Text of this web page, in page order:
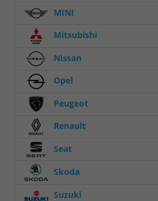
MINI
Mitsubishi
Nissan
Opel
Peugeot
Renault
Seat
Skoda
Suzuki